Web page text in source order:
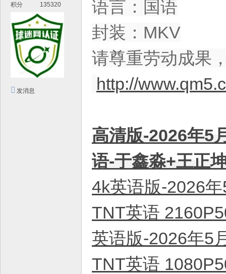
积分 135320
发消息
语言：国语
封装：MKV
请尊重劳动成果
http://
高清版-2026年5
语-于鑫淼+王正
4k英语版-2026
TNT英语
英语版-2026年5
TNT英语